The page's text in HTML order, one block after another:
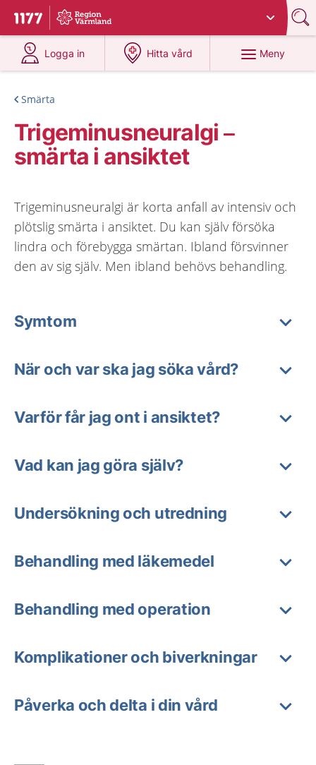
Till startsidan för 1177
Du har valt region
Logga in
på 1177.se
Hitta vård
på 1177.se
Meny
Smärta
Trigeminusneuralgi –
smärta i ansiktet
Trigeminusneuralgi är korta anfall av intensiv och
plötslig smärta i ansiktet. Du kan själv försöka
lindra och förebygga smärtan. Ibland försvinner
den av sig själv. Men ibland behövs behandling.
Symtom
När och var ska jag söka vård?
Varför får jag ont i ansiktet?
Vad kan jag göra själv?
Undersökning och utredning
Behandling med läkemedel
Behandling med operation
Komplikationer och biverkningar
Påverka och delta i din vård